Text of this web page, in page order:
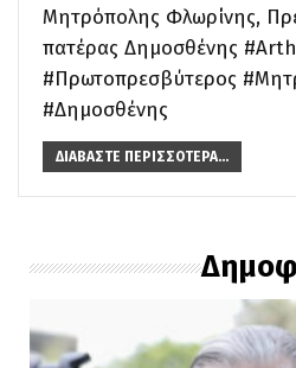
Μητρόπολης Φλωρίνης,
πατέρας Δημοσθένης
#Πρωτοπρεσβύτερος
#Δημοσθένης
ΔΙΑΒΆΣΤΕ ΠΕΡΙΣΣΌΤΕΡΑ...